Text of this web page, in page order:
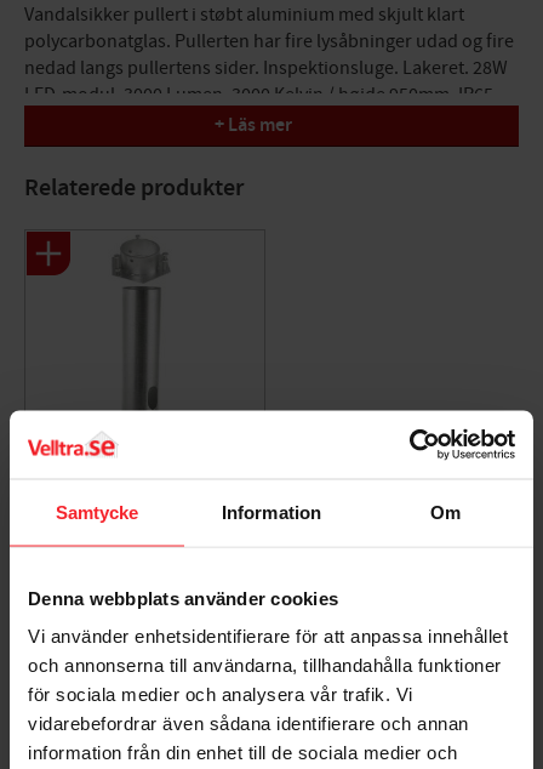
Samtycke Information Om
Denna webbplats använder cookies
Vi använder enhetsidentifierare för att anpassa innehållet
och annonserna till användarna, tillhandahålla funktioner
för sociala medier och analysera vår trafik. Vi
vidarebefordrar även sådana identifierare och annan
information från din enhet till de sociala medier och
Vandalsikker pullert i støbt aluminium med skjult klart
polycarbonatglas. Pullerten har fire lysåbninger udad og fire
nedad langs pullertens sider. Inspektionsluge. Lakeret. 28W
LED-modul, 3000 Lumen, 3000 Kelvin / højde 950mm. IP65,
Art: 110 adapter i betonfundament E 7722194
+ Läs mer
Bedømmelser
Relaterede produkter
Betonfundament,
Rustfrit Stål, Norlys 110
799
Gem som favorit